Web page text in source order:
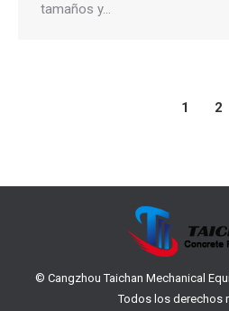
tamaños y…
1 2
© Cangzhou Taichan Mechanical
Todos los derechos